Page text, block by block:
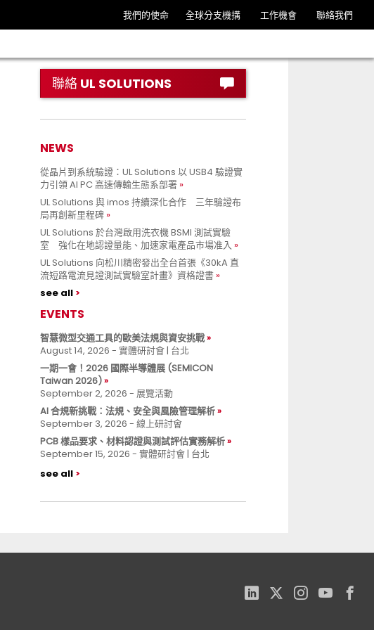
我們的使命 全球分支機搆 工作機會 聯絡我們
聯絡 UL SOLUTIONS
NEWS
從晶片到系統驗證：UL Solutions 以 USB4 驗證實
力引領 AI PC 高速傳輸生態系部署
UL Solutions 與 imos 持續深化合作 三年驗證布
局再創新里程碑
UL Solutions 於台灣啟用洗衣機 BSMI 測試實驗
室 強化在地認證量能、加速家電產品市場准入
UL Solutions 向松川精密發出全台首張《30kA 直
流短路電流見證測試實驗室計畫》資格證書
see all
EVENTS
智慧微型交通工具的歐美法規與資安挑戰
August 14, 2026 - 實體研討會 | 台北
一期一會！2026 國際半導體展 (SEMICON
Taiwan 2026)
September 2, 2026 - 展覽活動
AI 合規新挑戰：法規、安全與風險管理解析
September 3, 2026 - 線上研討會
PCB 樣品要求、材料認證與測試評估實務解析
September 15, 2026 - 實體研討會 | 台北
see all